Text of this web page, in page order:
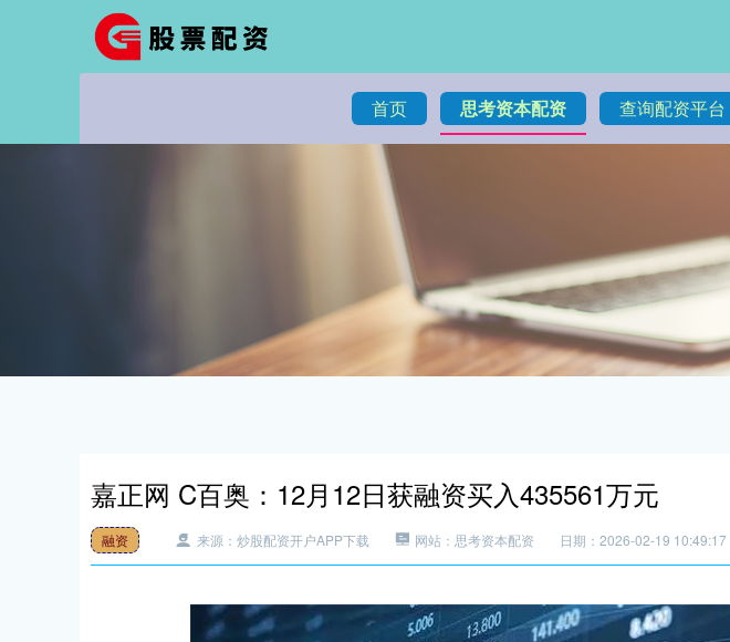
首页 思考资本配资 查询配资平台
嘉正网 C百奥：12月12日获融资买入435561万元
融资 来源：炒股配资开户APP下载 网站：思考资本配资 日期：2026-02-19 10:49:17